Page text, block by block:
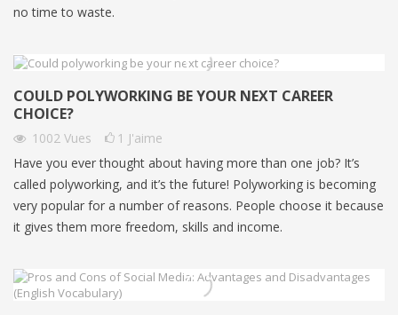
no time to waste.
COULD POLYWORKING BE YOUR NEXT CAREER
CHOICE?
1002 Vues 1 J'aime
Have you ever thought about having more than one job? It’s
called polyworking, and it’s the future! Polyworking is becoming
very popular for a number of reasons. People choose it because
it gives them more freedom, skills and income.